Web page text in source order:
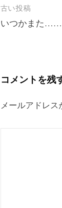
投
稿
ー
シ
ン
古い投稿
いつかまた
コメントを残
メールアドレス